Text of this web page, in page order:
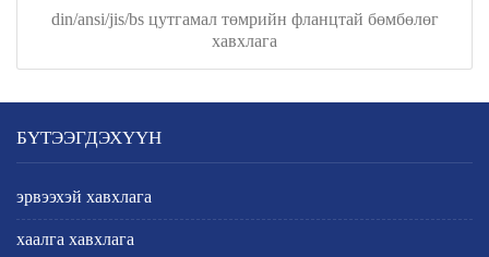
din/ansi/jis/bs цутгамал төмрийн фланцтай бөмбөлөг
хавхлага
БҮТЭЭГДЭХҮҮН
эрвээхэй хавхлага
хаалга хавхлага